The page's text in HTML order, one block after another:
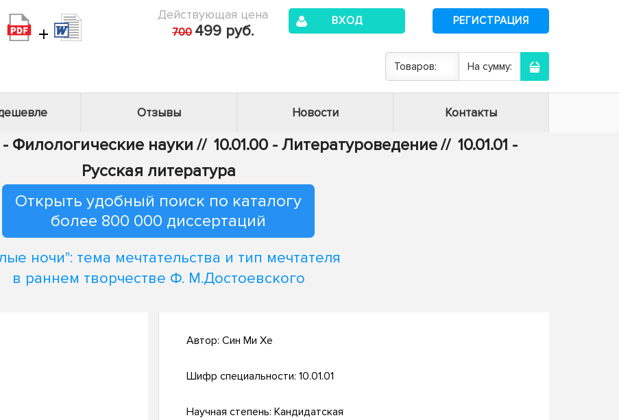
+
Действующая цена
700 499 руб.
ВХОД РЕГИСТРАЦИЯ
Товаров: На сумму:
Отзывы Новости Контакты
- Филологические науки // 10.01.00 - Литературоведение// 10.01.01 -
Русская литература
Открыть удобный поиск по каталогу
более 800 000 диссертаций
ночи": тема мечтательства и тип мечтателя
в раннем творчестве Ф. М.Достоевского
Автор: Син Ми Хе
Шифр специальности: 10.01.01
Научная степень: Кандидатская